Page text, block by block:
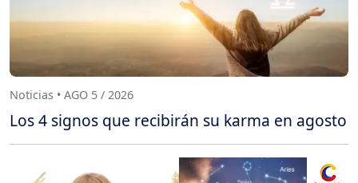
Noticias • AGO 5 / 2026
Los 4 signos que recibirán su karma en agosto